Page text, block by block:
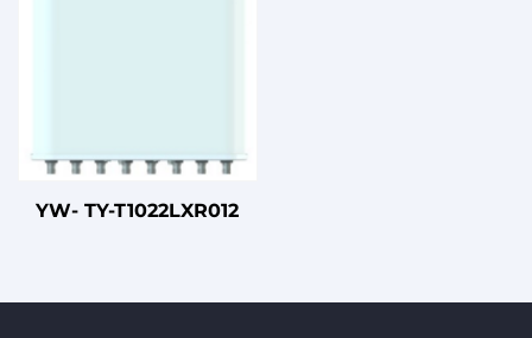
YW- TY-T1022LXR012